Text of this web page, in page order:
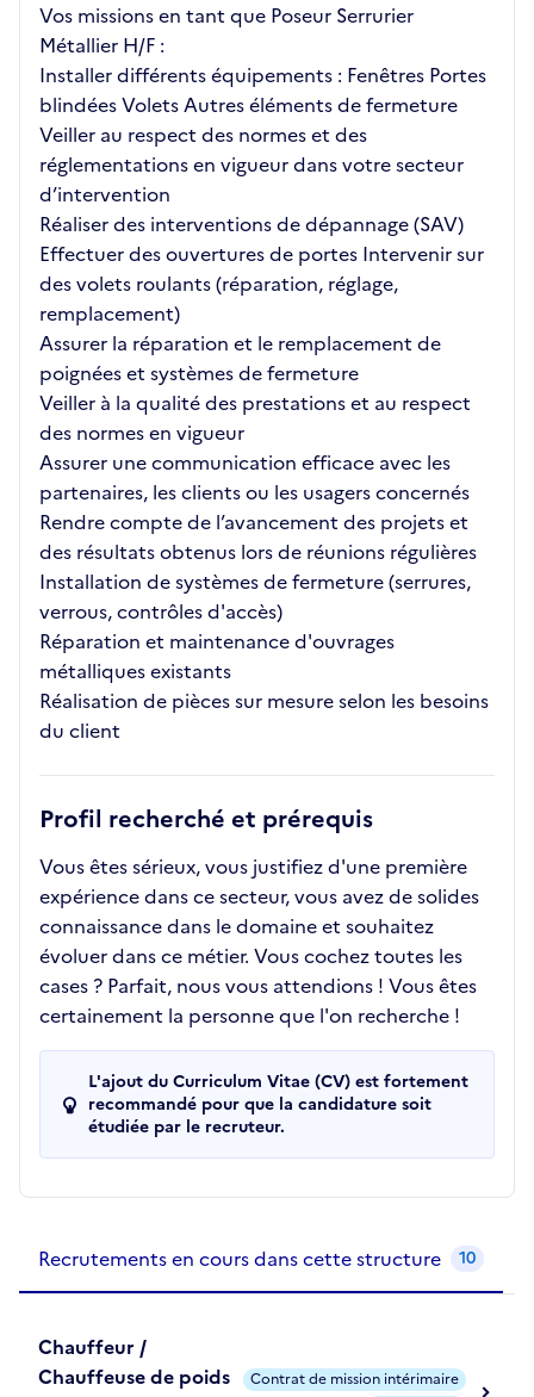
Vos missions en tant que Poseur Serrurier
Métallier H/F :
Installer différents équipements : Fenêtres Portes
blindées Volets Autres éléments de fermeture
Veiller au respect des normes et des
réglementations en vigueur dans votre secteur
d’intervention
Réaliser des interventions de dépannage (SAV)
Effectuer des ouvertures de portes Intervenir sur
des volets roulants (réparation, réglage,
remplacement)
Assurer la réparation et le remplacement de
poignées et systèmes de fermeture
Veiller à la qualité des prestations et au respect
des normes en vigueur
Assurer une communication efficace avec les
partenaires, les clients ou les usagers concernés
Rendre compte de l’avancement des projets et
des résultats obtenus lors de réunions régulières
Installation de systèmes de fermeture (serrures,
verrous, contrôles d'accès)
Réparation et maintenance d'ouvrages
métalliques existants
Réalisation de pièces sur mesure selon les besoins
du client
Profil recherché et prérequis
Vous êtes sérieux, vous justifiez d'une première
expérience dans ce secteur, vous avez de solides
connaissance dans le domaine et souhaitez
évoluer dans ce métier. Vous cochez toutes les
cases ? Parfait, nous vous attendions ! Vous êtes
certainement la personne que l'on recherche !
L'ajout du Curriculum Vitae (CV) est fortement
recommandé pour que la candidature soit
étudiée par le recruteur.
Recrutements en cours dans cette structure 10
Chauffeur /
Chauffeuse de poids
Contrat de mission intérimaire